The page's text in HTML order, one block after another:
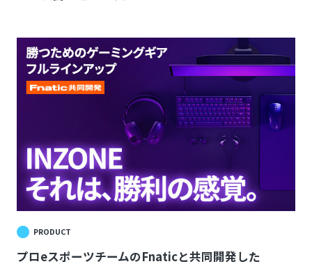
PRODUCT
プロeスポーツチームのFnaticと共同開発した